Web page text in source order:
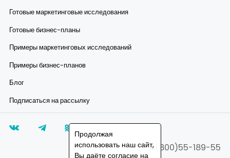
Готовые маркетинговые исследования
Готовые бизнес-планы
Примеры маркетинговых исследований
Примеры бизнес-планов
Блог
Подписаться на рассылку
8(800)55-189-55
Продолжая
использовать наш сайт,
Вы даёте согласие на